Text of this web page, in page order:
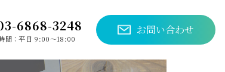
6868-3248
間：平日 9:00～18:00
お問い合わせ